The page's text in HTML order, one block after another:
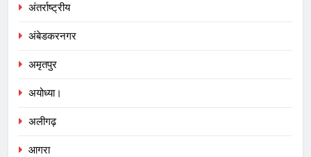
अंतर्राष्ट्रीय
अंबेडकरनगर
अमृतपुर
अयोध्या।
अलीगढ़
आगरा